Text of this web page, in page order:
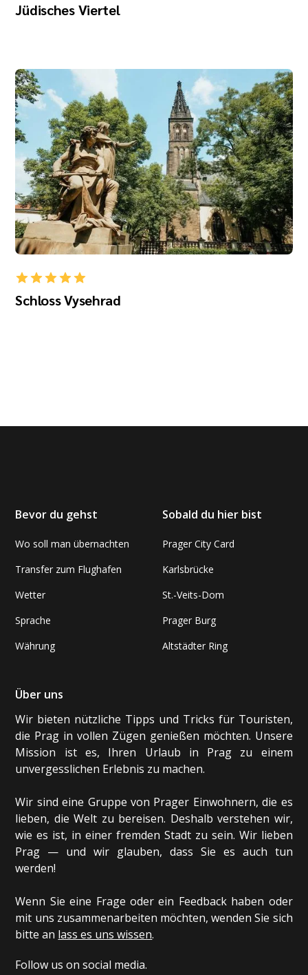
Jüdisches Viertel
Schloss Vysehrad
Bevor du gehst
Wo soll man übernachten
Transfer zum Flughafen
Wetter
Sprache
Währung
Sobald du hier bist
Prager City Card
Karlsbrücke
St.-Veits-Dom
Prager Burg
Altstädter Ring
Über uns
Wir bieten nützliche Tipps und Tricks für Touristen,
die Prag in vollen Zügen genießen möchten. Unsere
Mission ist es, Ihren Urlaub in Prag zu einem
unvergesslichen Erlebnis zu machen.
Wir sind eine Gruppe von Prager Einwohnern, die es
lieben, die Welt zu bereisen. Deshalb verstehen wir,
wie es ist, in einer fremden Stadt zu sein. Wir lieben
Prag — und wir glauben, dass Sie es auch tun
werden!
Wenn Sie eine Frage oder ein Feedback haben oder
mit uns zusammenarbeiten möchten, wenden Sie sich
bitte an lass es uns wissen.
Follow us on social media.